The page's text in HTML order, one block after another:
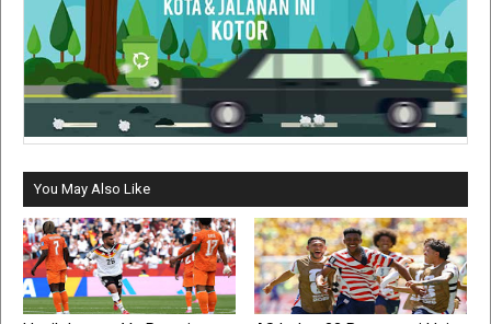
You May Also Like